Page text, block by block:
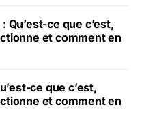
Qu’est-ce que c’est,
et comment en
ce que c’est,
et comment en